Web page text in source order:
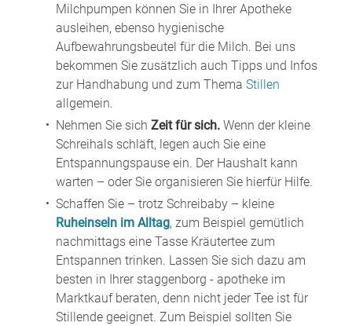
Milchpumpen können Sie in Ihrer Apotheke
ausleihen, ebenso hygienische
Aufbewahrungsbeutel für die Milch. Bei uns
bekommen Sie zusätzlich auch Tipps und Infos
zur Handhabung und zum Thema Stillen
allgemein.
Nehmen Sie sich Zeit für sich. Wenn der kleine
Schreihals schläft, legen auch Sie eine
Entspannungspause ein. Der Haushalt kann
warten – oder Sie organisieren Sie hierfür Hilfe.
Schaffen Sie – trotz Schreibaby – kleine
Ruheinseln im Alltag, zum Beispiel gemütlich
nachmittags eine Tasse Kräutertee zum
Entspannen trinken. Lassen Sie sich dazu am
besten in Ihrer staggenborg - apotheke im
Marktkauf beraten, denn nicht jeder Tee ist für
Stillende geeignet. Zum Beispiel sollten Sie